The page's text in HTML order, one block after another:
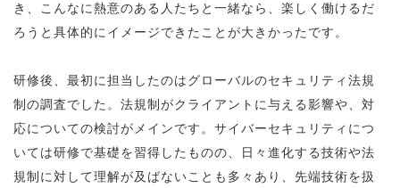
き、こんなに熱意のある人たちと一緒なら、楽しく働けるだ
ろうと具体的にイメージできたことが大きかったです。
研修後、最初に担当したのはグローバルのセキュリティ法規
制の調査でした。法規制がクライアントに与える影響や、対
応についての検討がメインです。サイバーセキュリティにつ
いては研修で基礎を習得したものの、日々進化する技術や法
規制に対して理解が及ばないことも多々あり、先端技術を扱